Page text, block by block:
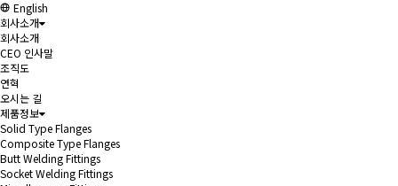
English
회사소개
회사소개
CEO 인사말
조직도
연혁
오시는 길
제품정보
Solid Type Flanges
Composite Type Flanges
Butt Welding Fittings
Socket Welding Fittings